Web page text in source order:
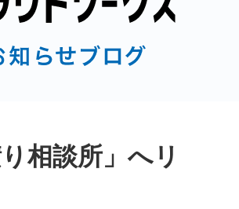
相談所」へリ